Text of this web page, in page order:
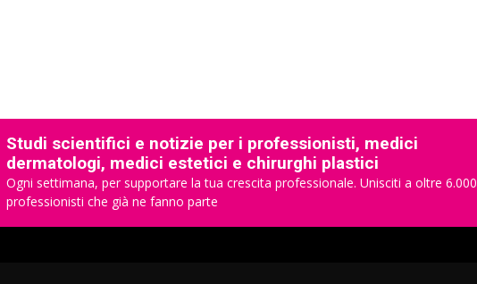
Studi scientifici e notizie per i professionisti, medici
dermatologi, medici estetici e chirurghi plastici
Ogni settimana, per supportare la tua crescita professionale. Unisciti a oltre 6.000
professionisti che già ne fanno parte